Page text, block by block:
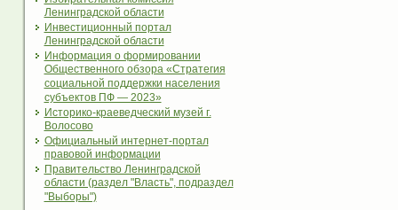
Ленинградской области
Инвестиционный портал
Ленинградской области
Информация о формировании
Общественного обзора «Стратегия
социальной поддержки населения
субъектов ПФ — 2023»
Историко-краеведческий музей г.
Волосово
Официальный интернет-портал
правовой информации
Правительство Ленинградской
области (раздел "Власть", подраздел
"Выборы")